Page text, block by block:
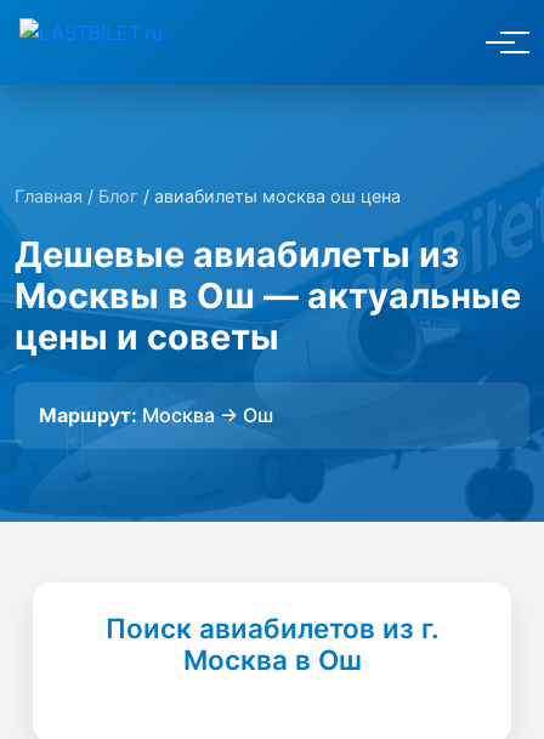
Главная / Блог / авиабилеты москва ош цена
Дешевые авиабилеты из
Москвы в Ош — актуальные
цены и советы
Маршрут:Москва → Ош
Поиск авиабилетов из г.
Москва в Ош